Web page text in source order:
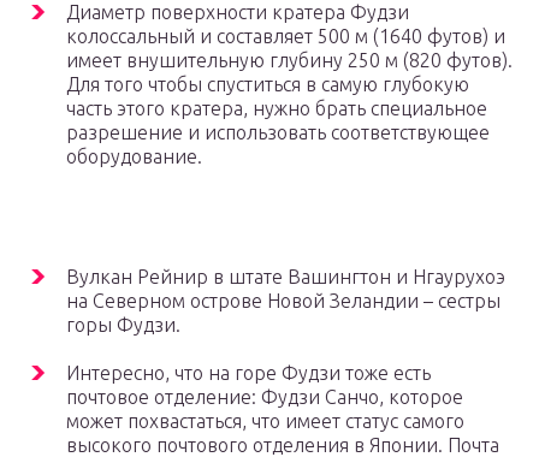
Диаметр поверхности кратера Фудзи
колоссальный и составляет 500 м (1640 футов) и
имеет внушительную глубину 250 м (820 футов).
Для того чтобы спуститься в самую глубокую
часть этого кратера, нужно брать специальное
разрешение и использовать соответствующее
оборудование.
Вулкан Рейнир в штате Вашингтон и Нгаурухоэ
на Северном острове Новой Зеландии – сестры
горы Фудзи.
Интересно, что на горе Фудзи тоже есть
почтовое отделение: Фудзи Санчо, которое
может похвастаться, что имеет статус самого
высокого почтового отделения в Японии. Почта